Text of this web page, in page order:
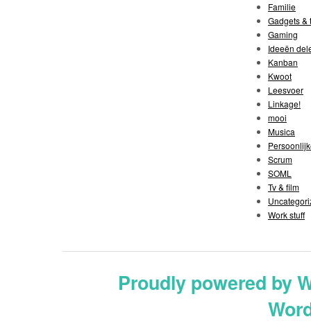
Familie
Gadgets &
Gaming
Ideeën
Kanban
Kwoot
Leesvoer
Linkage!
mooi
Musica
Scrum
SOML
Tv & film
Work stuff
Proudly powered by